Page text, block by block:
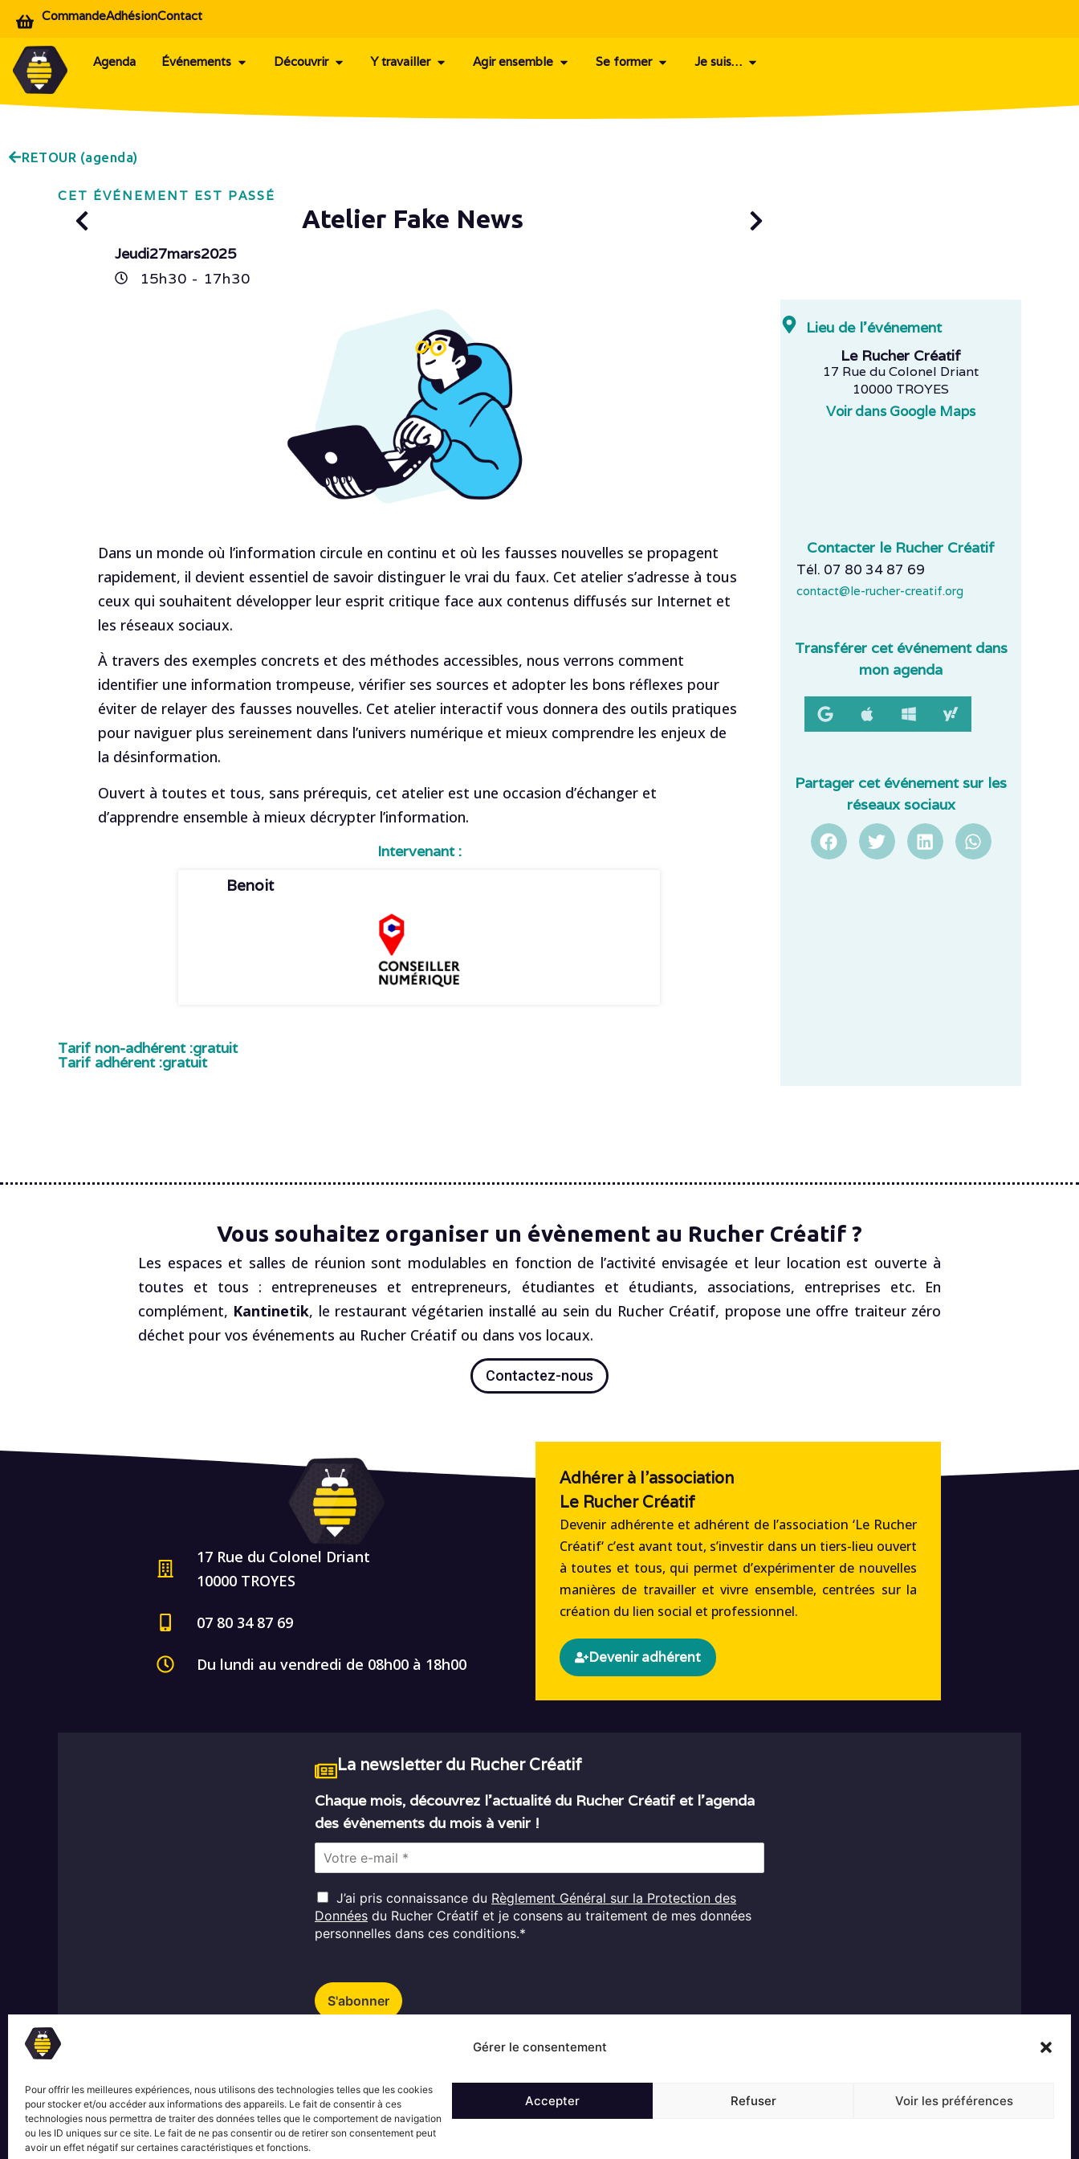
Gérer le consentement
Pour offrir les meilleures expériences, nous utilisons des technologies telles que les cookies
pour stocker et/ou accéder aux informations des appareils. Le fait de consentir à ces
technologies nous permettra de traiter des données telles que le comportement de navigation
ou les ID uniques sur ce site. Le fait de ne pas consentir ou de retirer son consentement peut
avoir un effet négatif sur certaines caractéristiques et fonctions.
Accepter Refuser Voir les préférences
CommandeAdhésionContact
Agenda Événements Découvrir Y travailler Agir ensemble Se former Je suis…
RETOUR (agenda)
CET ÉVÉNEMENT EST PASSÉ
Atelier Fake News
Jeudi27mars2025
15h30 - 17h30
Lieu de l'événement
Le Rucher Créatif
17 Rue du Colonel Driant
10000 TROYES
Voir dans Google Maps
Dans un monde où l’information circule en continu et où les fausses nouvelles se propagent
rapidement, il devient essentiel de savoir distinguer le vrai du faux. Cet atelier s’adresse à tous
ceux qui souhaitent développer leur esprit critique face aux contenus diffusés sur Internet et
les réseaux sociaux.
À travers des exemples concrets et des méthodes accessibles, nous verrons comment
identifier une information trompeuse, vérifier ses sources et adopter les bons réflexes pour
éviter de relayer des fausses nouvelles. Cet atelier interactif vous donnera des outils pratiques
pour naviguer plus sereinement dans l’univers numérique et mieux comprendre les enjeux de
la désinformation.
Ouvert à toutes et tous, sans prérequis, cet atelier est une occasion d’échanger et
d’apprendre ensemble à mieux décrypter l’information.
Intervenant :
Benoit
Tarif non-adhérent :gratuit
Tarif adhérent :gratuit
Contacter le Rucher Créatif
Tél. 07 80 34 87 69
contact@le-rucher-creatif.org
Transférer cet événement dans
mon agenda
Partager cet événement sur les
réseaux sociaux
Vous souhaitez organiser un évènement au Rucher Créatif ?
Les espaces et salles de réunion sont modulables en fonction de l’activité envisagée et leur location est ouverte à
toutes et tous : entrepreneuses et entrepreneurs, étudiantes et étudiants, associations, entreprises etc. En
complément, Kantinetik, le restaurant végétarien installé au sein du Rucher Créatif, propose une offre traiteur zéro
déchet pour vos événements au Rucher Créatif ou dans vos locaux.
Contactez-nous
17 Rue du Colonel Driant
10000 TROYES
07 80 34 87 69
Du lundi au vendredi de 08h00 à 18h00
Adhérer à l'association
Le Rucher Créatif
Devenir adhérente et adhérent de l’association ‘Le Rucher
Créatif‘ c’est avant tout, s’investir dans un tiers-lieu ouvert
à toutes et tous, qui permet d’expérimenter de nouvelles
manières de travailler et vivre ensemble, centrées sur la
création du lien social et professionnel.
Devenir adhérent
La newsletter du Rucher Créatif
Chaque mois, découvrez l’actualité du Rucher Créatif et l’agenda
des évènements du mois à venir !
l
*
R
G
D
P
J’ai pris connaissance du Règlement Général sur la Protection des
Données du Rucher Créatif et je consens au traitement de mes données
personnelles dans ces conditions.*
S'abonner
Suivez l'actualité du Rucher créatif